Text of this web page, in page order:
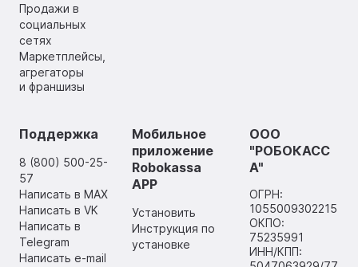
Продажи в
социальных
сетях
Маркетплейсы,
агрегаторы
и франшизы
Поддержка
8 (800) 500-25-
57
Написать в MAX
Написать в VK
Написать в
Telegram
Написать e-mail
Мобильное
приложение
Robokassa
APP
Установить
Инструкция по
установке
ООО
"РОБОКАСС
А"
ОГРН:
1055009302215
ОКПО:
75235991
ИНН/КПП: